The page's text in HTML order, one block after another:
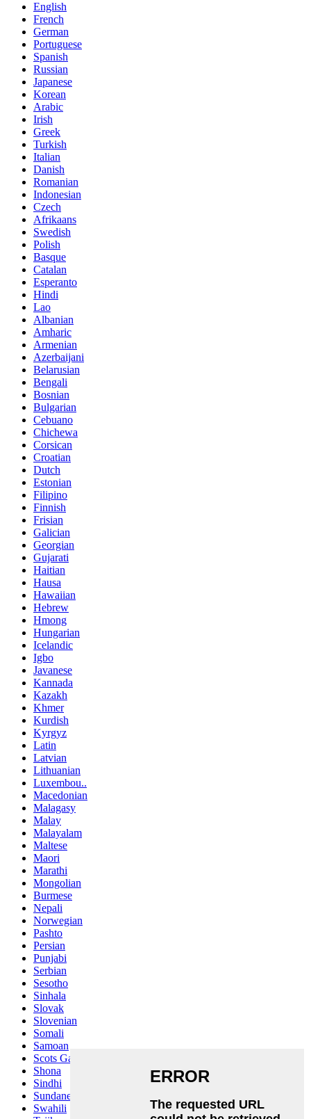
English
French
German
Portuguese
Spanish
Russian
Japanese
Korean
Arabic
Irish
Greek
Turkish
Italian
Danish
Romanian
Indonesian
Czech
Afrikaans
Swedish
Polish
Basque
Catalan
Esperanto
Hindi
Lao
Albanian
Amharic
Armenian
Azerbaijani
Belarusian
Bengali
Bosnian
Bulgarian
Cebuano
Chichewa
Corsican
Croatian
Dutch
Estonian
Filipino
Finnish
Frisian
Galician
Georgian
Gujarati
Haitian
Hausa
Hawaiian
Hebrew
Hmong
Hungarian
Icelandic
Igbo
Javanese
Kannada
Kazakh
Khmer
Kurdish
Kyrgyz
Latin
Latvian
Lithuanian
Luxembou..
Macedonian
Malagasy
Malay
Malayalam
Maltese
Maori
Marathi
Mongolian
Burmese
Nepali
Norwegian
Pashto
Persian
Punjabi
Serbian
Sesotho
Sinhala
Slovak
Slovenian
Somali
Samoan
Scots Gaelic
Shona
Sindhi
Sundanese
Swahili